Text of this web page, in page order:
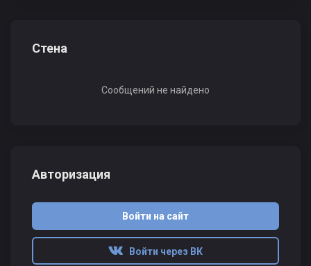
Стена
Сообщений не найдено
Авторизация
Войти на сайт
Войти через ВК